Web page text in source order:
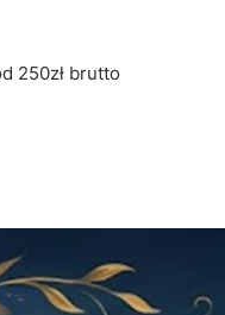
250zł brutto